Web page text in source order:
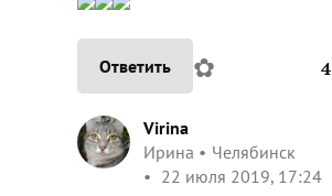
Ответить ✿ 4
Virina
Ирина
Челябинск
22 июля 2019, 17:24